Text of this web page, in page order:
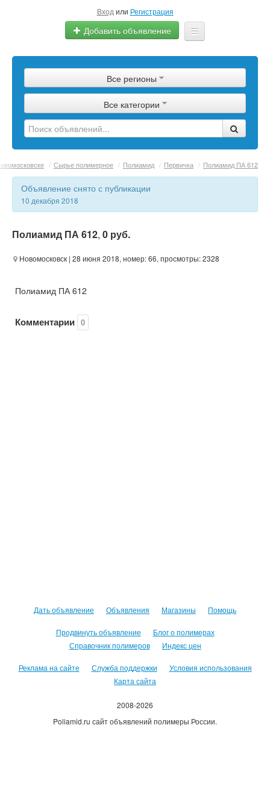
Вход или Регистрация
Добавить объявление
Сырье
Изделия
Оборудование
Услуги
Еще
Все регионы
Все категории
/ Сырье полимерное / Полиамид / Первичка / Полиамид ПА 612
Объявление снято с публикации
10 декабря 2018
Полиамид ПА 612, 0 руб.
Новомосковск | 28 июня 2018, номер: 66, просмотры: 2328
Полиамид ПА 612
Комментарии 0
Дать объявление Объявления Магазины Помощь
Продвинуть объявление
Блог о полимерах
Справочник полимеров
Индекс цен
Реклама на сайте Служба поддержки
Условия использования
Карта сайта
2008-2026
Poliamid.ru сайт объявлений полимеры России.